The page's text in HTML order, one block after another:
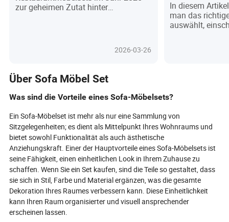
zur geheimen Zutat hinter
Markenstories, Nachhaltigkeit und
Ambiente, sondern auch die
Kundenbindung und den
Geschäftserfolg prägen. Von
ergonomischen Stühlen bis hin zu
umweltfreundlichen Materialien und
Instagram-würdiger Ästhetik – die
richtigen Entscheidungen können Ihr
Restaurant in ein Ziel verwandeln.
Wird Ihre nächste Möbelinvestition
Sie in einem überfüllten Markt
hervorheben oder Sie hinter der Kurve
zurücklassen? Tauchen Sie ein, um
die Trends, Fallstricke und
Innovationen zu entdecken, die die
2026-03-26
In diesem
man das
auswählt,
vorstellen. Ich
bekannte
IKEA, Herman
Sunon, damit
auch einige
um Ihnen zu
des Sofas zu
dass ich Ihnen
helfen kann,
Über Sofa Möbel Set
Was sind die Vorteile eines Sofa-Möbelsets?
Ein Sofa-Möbelset ist mehr als nur eine Sammlung von
Sitzgelegenheiten; es dient als Mittelpunkt Ihres Wohnraums und
bietet sowohl Funktionalität als auch ästhetische
Anziehungskraft. Einer der Hauptvorteile eines Sofa-Möbelsets ist
seine Fähigkeit, einen einheitlichen Look in Ihrem Zuhause zu
schaffen. Wenn Sie ein Set kaufen, sind die Teile so gestaltet, dass
sie sich in Stil, Farbe und Material ergänzen, was die gesamte
Dekoration Ihres Raumes verbessern kann. Diese Einheitlichkeit
kann Ihren Raum organisierter und visuell ansprechender
erscheinen lassen.